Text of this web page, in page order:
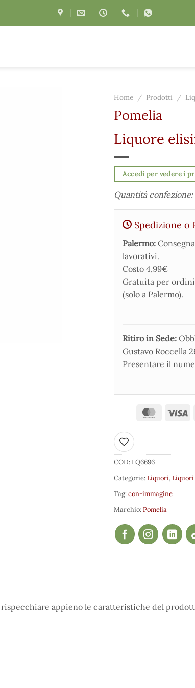
Home / Prodotti /
Pomelia
Liquore
Accedi per vedere i
Quantità confezione:
Spedizione o
Palermo:
lavorativi.
Costo 4,99€
Gratuita per
(solo a Palermo).
Ritiro in Sede:
Gustavo Roccella
Presentare il
Aggiungi ai preferiti
COD:LQ6696
Categorie:Liquori,Liquori
Tag:con-immagine
Marchio:Pomelia
appieno le caratteristiche del